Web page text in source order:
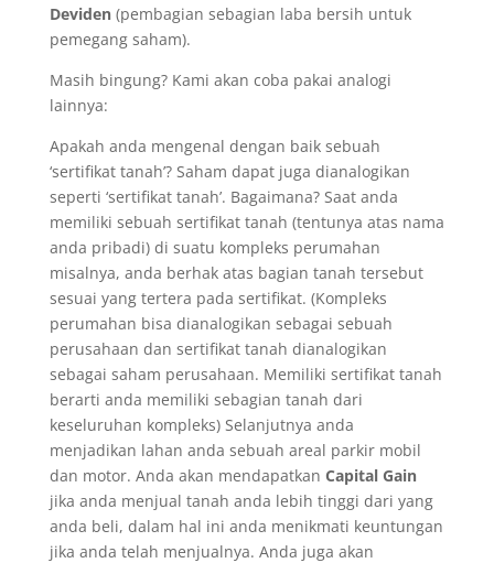
Deviden(pembagian sebagian laba bersih untuk
pemegang saham).
Masih bingung? Kami akan coba pakai analogi
lainnya:
Apakah anda mengenal dengan baik sebuah
‘sertifikat tanah’? Saham dapat juga dianalogikan
seperti ‘sertifikat tanah’. Bagaimana? Saat anda
memiliki sebuah sertifikat tanah (tentunya atas nama
anda pribadi) di suatu kompleks perumahan
misalnya, anda berhak atas bagian tanah tersebut
sesuai yang tertera pada sertifikat. (Kompleks
perumahan bisa dianalogikan sebagai sebuah
perusahaan dan sertifikat tanah dianalogikan
sebagai saham perusahaan. Memiliki sertifikat tanah
berarti anda memiliki sebagian tanah dari
keseluruhan kompleks) Selanjutnya anda
menjadikan lahan anda sebuah areal parkir mobil
dan motor. Anda akan mendapatkan Capital Gain
jika anda menjual tanah anda lebih tinggi dari yang
anda beli, dalam hal ini anda menikmati keuntungan
jika anda telah menjualnya. Anda juga akan